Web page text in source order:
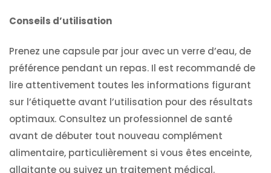
Conseils d’utilisation
Prenez une capsule par jour avec un verre d’eau, de
préférence pendant un repas. Il est recommandé de
lire attentivement toutes les informations figurant
sur l’étiquette avant l’utilisation pour des résultats
optimaux. Consultez un professionnel de santé
avant de débuter tout nouveau complément
alimentaire, particulièrement si vous êtes enceinte,
allaitante ou suivez un traitement médical.